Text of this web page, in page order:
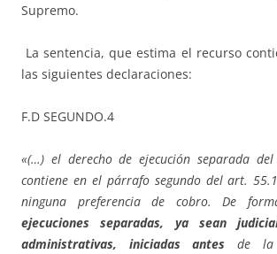
Supremo.
La sentencia, que estima el recurso
las siguientes declaraciones:
F.D SEGUNDO.4
«(…) el derecho de ejecución separada
contiene en el párrafo segundo del art.
ninguna preferencia de cobro. De
ejecuciones separadas, ya sean
administrativas, iniciadas antes de la